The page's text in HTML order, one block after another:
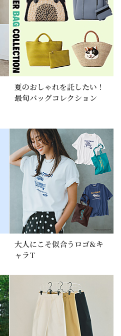
夏のおしゃれを託したい！
最旬バッグコレクション
大人にこそ似合うロゴ&キ
ャラT